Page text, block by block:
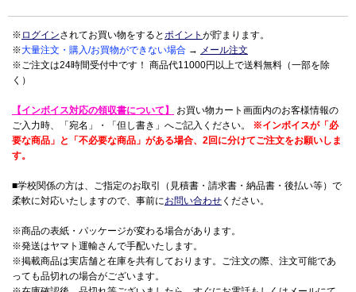
※ ログインされてお買い物をするとポイント が貯まります。
※大量注文・購入/お買物ができない場合 → メール注文
※ご注文は24時間受付中です！ 商品代11000円以上で送料無料（一部を除
く）
【インボイス対応の領収書について】
お買い物カート画面内のお客様情報の
ご入力時、「宛名」・「但し書き」へご記入ください。 ※インボイスが「必
要な商品」と「不必要な商品」がある場合、2回に分けてご注文をお願いしま
す。
■学校関係の方は、ご指定のお取引（見積書・請求書・納品書・後払い等）で
柔軟に対応いたしますので、事前にお問い合わせ ください。
※商品の表紙・パッケージが変わる場合があります。
※発送はヤマト運輸さんで手配いたします。
※掲載商品は実店舗と在庫を共有しております。ご注文の際、注文可能であ
っても品切れの場合がございます。